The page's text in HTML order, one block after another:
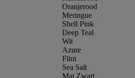
Oranjerood
Meringue
Shell Pink
Deep Teal
Wit
Azure
Flint
Sea Salt
Mat Zwart